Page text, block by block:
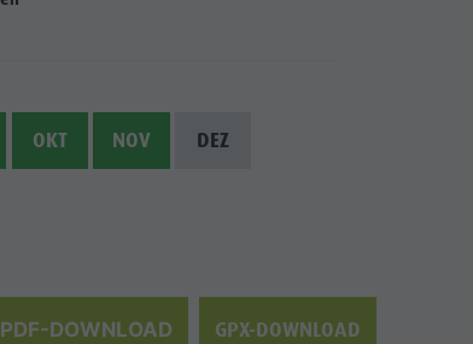
Olympic Arena Südtirol
Antholzer See
OKT NOV DEZ
PDF-DOWNLOAD GPX-DOWNLOAD